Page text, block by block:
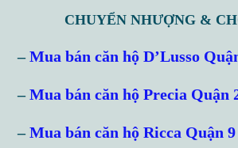
CHUYỂN NHƯỢNG &
–Mua bán căn hộ D’Lusso
–Mua bán căn hộ Precia Quận
–Mua bán căn hộ Ricca Quận 9
Don't have an account?
Username